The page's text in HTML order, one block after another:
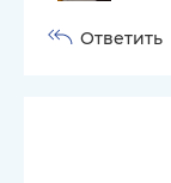
Ответить